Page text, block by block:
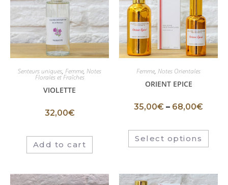
Senteurs uniques, Femme, Notes
Florales et Fraîches
VIOLETTE
32,00€
Add to cart
Femme, Notes Orientales
ORIENT EPICE
35,00€ – 68,00€
Select options